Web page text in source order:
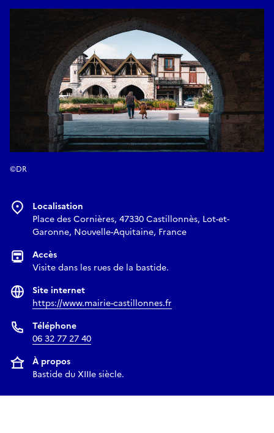
©DR
Localisation
Place des Cornières, 47330 Castillonnès, Lot-et-
Garonne, Nouvelle-Aquitaine, France
Accès
Visite dans les rues de la bastide.
Site internet
https://www.mairie-castillonnes.fr
Téléphone
06 32 77 27 40
À propos
Bastide du XIIIe siècle.